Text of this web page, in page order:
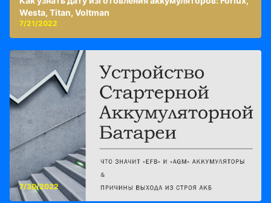
Westa, Titan, Voltman
7/21/2022
7/30/2022